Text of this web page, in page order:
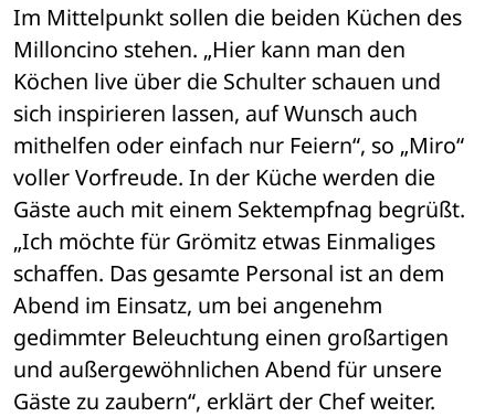
Im Mittelpunkt sollen die beiden Küchen des
Milloncino stehen. „Hier kann man den
Köchen live über die Schulter schauen und
sich inspirieren lassen, auf Wunsch auch
mithelfen oder einfach nur Feiern“, so „Miro“
voller Vorfreude. In der Küche werden die
Gäste auch mit einem Sektempfnag begrüßt.
„Ich möchte für Grömitz etwas Einmaliges
schaffen. Das gesamte Personal ist an dem
Abend im Einsatz, um bei angenehm
gedimmter Beleuchtung einen großartigen
und außergewöhnlichen Abend für unsere
Gäste zu zaubern“, erklärt der Chef weiter.